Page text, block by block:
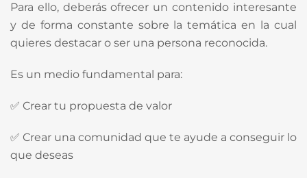
Para ello, deberás ofrecer un contenido interesante
y de forma constante sobre la temática en la cual
quieres destacar o ser una persona reconocida.
Es un medio fundamental para:
✅ Crear tu propuesta de valor
✅ Crear una comunidad que te ayude a conseguir lo
que deseas